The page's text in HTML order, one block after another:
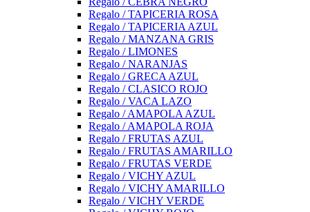
Regalo / TAPICERIA ROSA
Regalo / TAPICERIA AZUL
Regalo / MANZANA GRIS
Regalo / LIMONES
Regalo / NARANJAS
Regalo / GRECA AZUL
Regalo / CLASICO ROJO
Regalo / VACA LAZO
Regalo / AMAPOLA AZUL
Regalo / AMAPOLA ROJA
Regalo / FRUTAS AZUL
Regalo / FRUTAS AMARILLO
Regalo / FRUTAS VERDE
Regalo / VICHY AZUL
Regalo / VICHY AMARILLO
Regalo / VICHY VERDE